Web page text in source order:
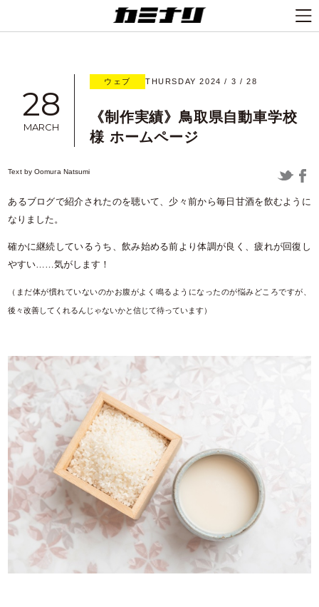
28
MARCH
ウェブ THURSDAY 2024 / 3 / 28
《制作実績》鳥取県自動車学校
様 ホームページ
Text byOomura Natsumi
あるブログで紹介されたのを聴いて、少々前から毎日甘酒を飲むように
なりました。
確かに継続しているうち、飲み始める前より体調が良く、疲れが回復し
やすい……気がします！
（まだ体が慣れていないのかお腹がよく鳴るようになったのが悩みどころですが、
後々改善してくれるんじゃないかと信じて待っています）